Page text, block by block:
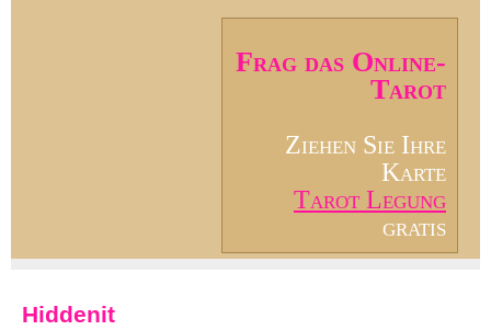
Frag das Online-
Tarot
Ziehen Sie Ihre
Karte
Tarot Legung
gratis
Hiddenit